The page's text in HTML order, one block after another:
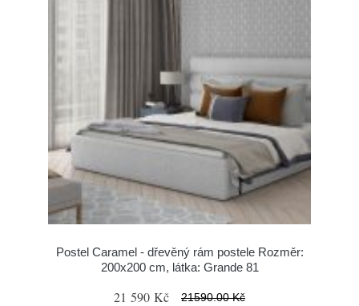
Postel Caramel - dřevěný rám postele Rozměr:
200x200 cm, látka: Grande 81
21 590 Kč 21590.00 Kč